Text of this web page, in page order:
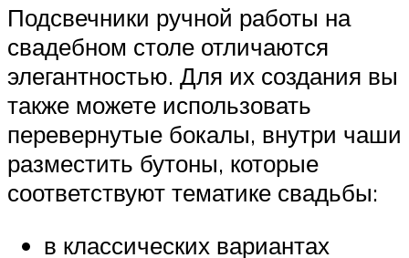
Подсвечники ручной работы на
свадебном столе отличаются
элегантностью. Для их создания вы
также можете использовать
перевернутые бокалы, внутри чаши
разместить бутоны, которые
соответствуют тематике свадьбы:
в классических вариантах